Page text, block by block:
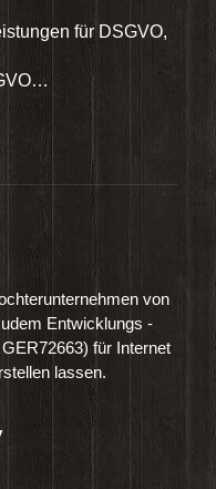
für DSGVO,
von
Entwicklungs -
für Internet
lassen.